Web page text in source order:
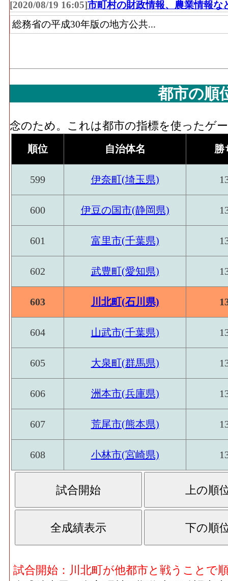
額
無店舗･事業所数(2016)：「無店舗小売業(
[2020/08/19 16:05]市町村の財政情報、農業情報な
総務省の平成30年版の地方公共...
都市の順
念のため。これは都市の指標を使ったゲ
順位 自治体名 勝
599 伊奈町(埼玉県)
600 伊豆の国市(静岡県)
601 富里市(千葉県)
602 武豊町(愛知県)
603 川北町(石川県)
604 山武市(千葉県)
605 大泉町(群馬県)
606 洲本市(兵庫県)
607 荒尾市(熊本県)
608 小林市(宮崎県)
試合開始：川北町が他都市と戦うことで